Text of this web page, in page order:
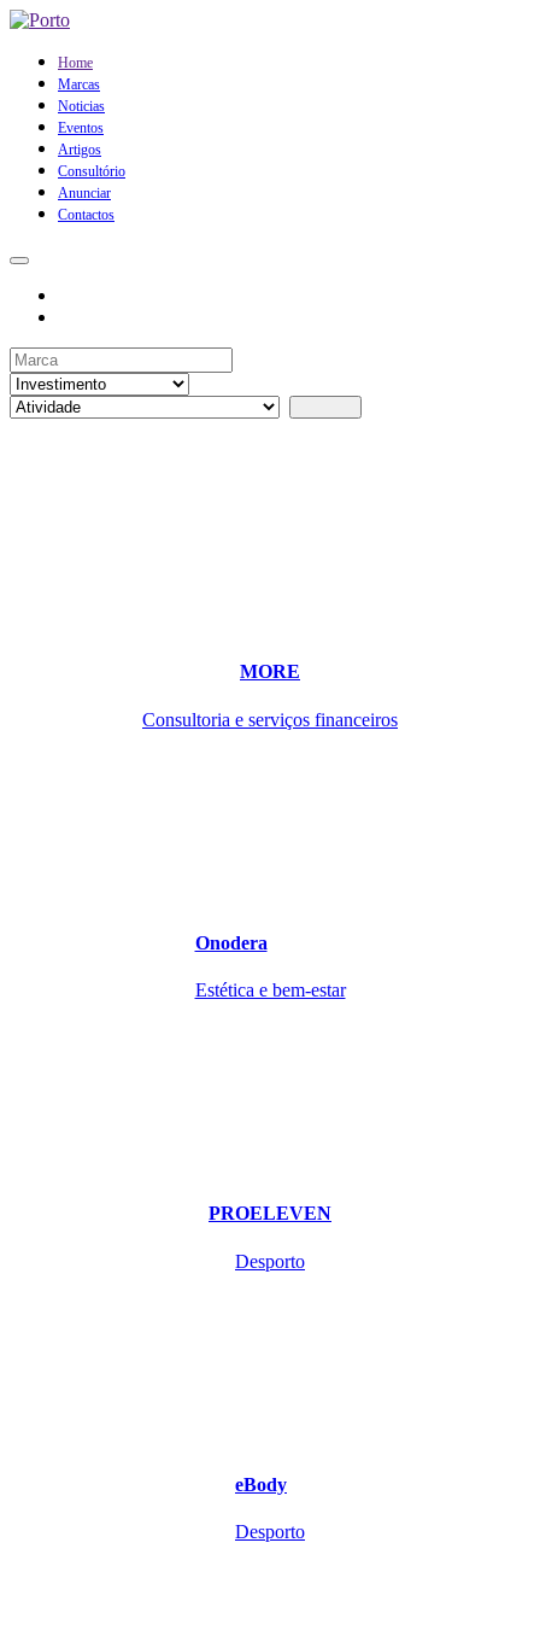
Home
Marcas
Noticias
Eventos
Artigos
Consultório
Anunciar
Contactos
MORE
Consultoria e serviços financeiros
Onodera
Estética e bem-estar
PROELEVEN
Desporto
eBody
Desporto